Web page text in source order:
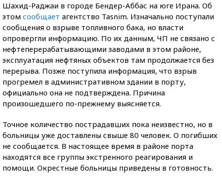
Шахид-Раджаи в городе Бендер-Аббас на юге Ирана. Об
этом сообщает агентство Tasnim. Изначально поступали
сообщения о взрыве топливного бака, но власти
опровергли информацию. По их данным, ЧП не связано с
нефтеперерабатывающими заводами в этом районе,
эксплуатация нефтяных объектов там продолжается без
перерыва. Позже поступила информация, что взрыв
прогремел в административном здании в порту,
официально она не подтверждена. Причина
произошедшего по-прежнему выясняется.
Точное количество пострадавших пока неизвестно, но в
больницы уже доставлены свыше 80 человек. О погибших
не сообщается. В настоящее время в районе порта
находятся все группы экстренного реагирования и
помощи. Окрестные больницы приведены в готовность.